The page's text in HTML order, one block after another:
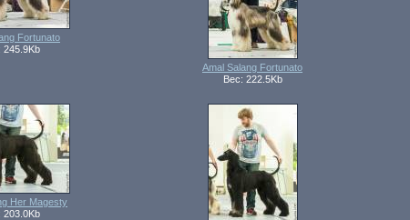
Fortunato
245.9Kb
Amal Salang Fortunato
Вес: 222.5Kb
Her Magesty
203.0Kb